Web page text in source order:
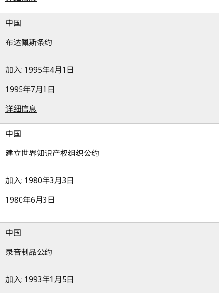
中国
布达佩斯条约
加入: 1995年4月1日
1995年7月1日
详细信息
中国
建立世界知识产权组织公约
加入: 1980年3月3日
1980年6月3日
中国
录音制品公约
加入: 1993年1月5日